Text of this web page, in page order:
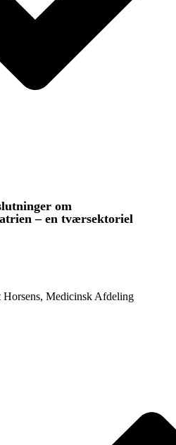
om
– en tværsektoriel
Horsens, Medicinsk Afdeling